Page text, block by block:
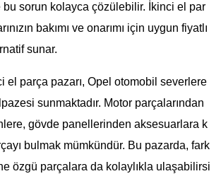
sorun kolayca çözülebilir. İkinci el par
bakımı ve onarımı için uygun fiyatlı
sunar.
el parça pazarı, Opel otomobil severlere
sunmaktadır. Motor parçalarından
gövde panellerinden aksesuarlara k
bulmak mümkündür. Bu pazarda, fark
özgü parçalara da kolaylıkla ulaşabilirsi